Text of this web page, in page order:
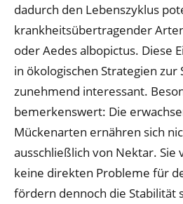
dadurch den Lebenszyklus
krankheitsübertragender
oder Aedes albopictus. Diese
in ökologischen Strategien zur
zunehmend interessant.
bemerkenswert: Die
Mückenarten ernähren sich
ausschließlich von Nektar. Sie
keine direkten Probleme für
fördern dennoch die Stabilität